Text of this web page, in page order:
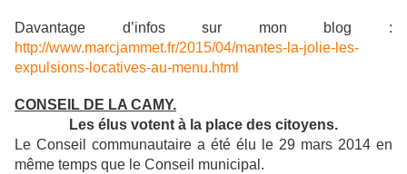
Davantage d’infos sur mon blog :
http://www.marcjammet.fr/2015/04/mantes-la-jolie-les-
expulsions-locatives-au-menu.html
CONSEIL DE LA CAMY.
Les élus votent à la place des citoyens.
Le Conseil communautaire a été élu le 29 mars 2014 en
même temps que le Conseil municipal.